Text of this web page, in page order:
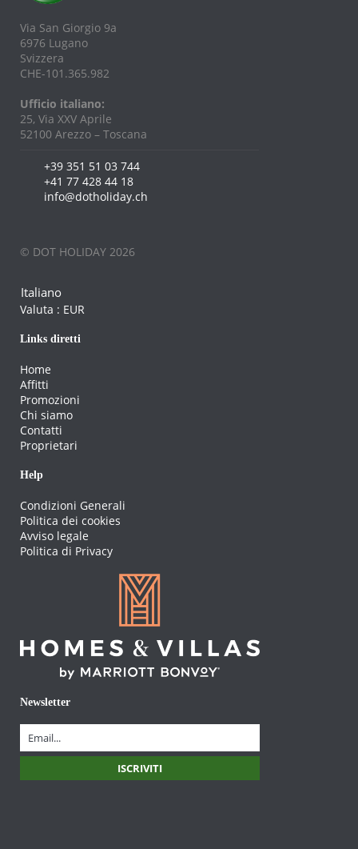
Via San Giorgio 9a
6976 Lugano
Svizzera
CHE-101.365.982
Ufficio italiano:
25, Via XXV Aprile
52100 Arezzo – Toscana
+39 351 51 03 744
+41 77 428 44 18
info@dotholiday.ch
© DOT HOLIDAY 2026
Italiano
Valuta : EUR
Links diretti
Home
Affitti
Promozioni
Chi siamo
Contatti
Proprietari
Help
Condizioni Generali
Politica dei cookies
Avviso legale
Politica di Privacy
Newsletter